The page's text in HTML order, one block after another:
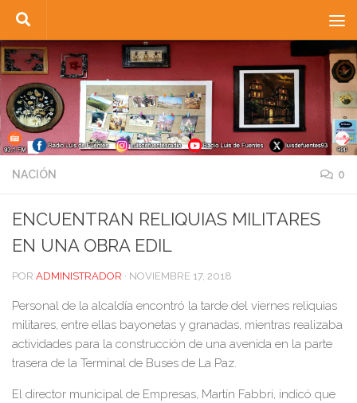
Saltar al contenido
NACIÓN 0
ENCUENTRAN RELIQUIAS MILITARES
EN UNA OBRA EDIL
POR ADMINISTRADOR · NOVIEMBRE 17, 2018
Personal de la alcaldía encontró la tarde del viernes reliquias
militares, entre ellas bayonetas y granadas, mientras realizaba
actividades para la construcción de una avenida en la parte
trasera de la Terminal de Buses de La Paz.
El director municipal de Empresas, Martín Fabbri, indicó que